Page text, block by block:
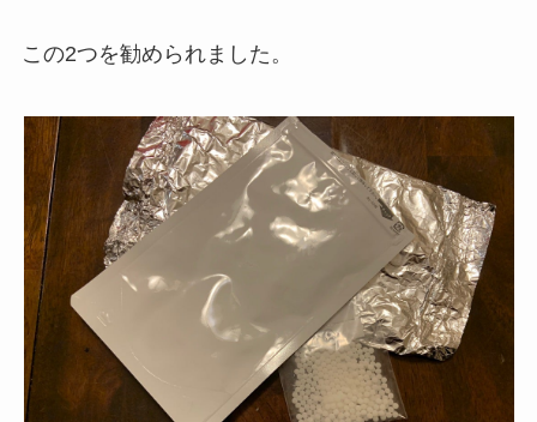
この2つを勧められました。